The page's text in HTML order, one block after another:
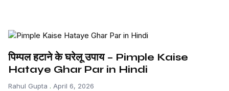
पिम्पल हटाने के घरेलू उपाय – Pimple Kaise
Hataye Ghar Par in Hindi
Rahul Gupta April 6, 2026